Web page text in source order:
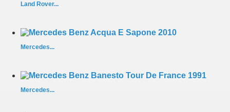
Land Rover...
Mercedes...
Mercedes...